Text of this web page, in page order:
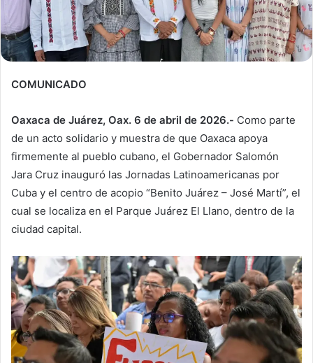
COMUNICADO
Oaxaca de Juárez, Oax. 6 de abril de 2026.- Como parte
de un acto solidario y muestra de que Oaxaca apoya
firmemente al pueblo cubano, el Gobernador Salomón
Jara Cruz inauguró las Jornadas Latinoamericanas por
Cuba y el centro de acopio “Benito Juárez – José Martí”, el
cual se localiza en el Parque Juárez El Llano, dentro de la
ciudad capital.